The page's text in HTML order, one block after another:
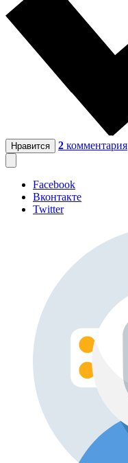
Нравится 2 комментария
Facebook
Вконтакте
Twitter